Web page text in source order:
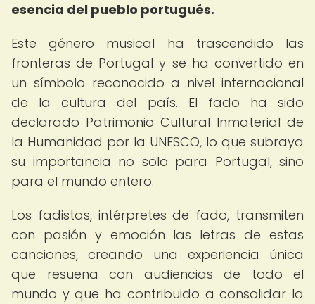
esencia del pueblo portugués.
Este género musical ha trascendido las
fronteras de Portugal y se ha convertido en
un símbolo reconocido a nivel internacional
de la cultura del país. El fado ha sido
declarado Patrimonio Cultural Inmaterial de
la Humanidad por la UNESCO, lo que subraya
su importancia no solo para Portugal, sino
para el mundo entero.
Los fadistas, intérpretes de fado, transmiten
con pasión y emoción las letras de estas
canciones, creando una experiencia única
que resuena con audiencias de todo el
mundo y que ha contribuido a consolidar la